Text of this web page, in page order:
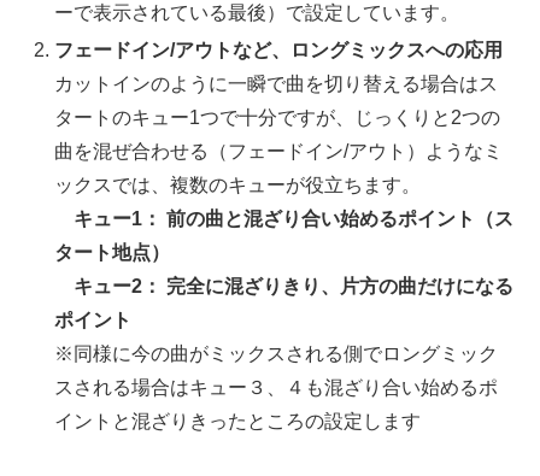
ーで表示されている最後）で設定しています。
フェードイン/アウトなど、ロングミックスへの応用
カットインのように一瞬で曲を切り替える場合はス
タートのキュー1つで十分ですが、じっくりと2つの
曲を混ぜ合わせる（フェードイン/アウト）ようなミ
ックスでは、複数のキューが役立ちます。
キュー1： 前の曲と混ざり合い始めるポイント（ス
タート地点）
キュー2： 完全に混ざりきり、片方の曲だけになる
ポイント
※同様に今の曲がミックスされる側でロングミック
スされる場合はキュー３、４も混ざり合い始めるポ
イントと混ざりきったところの設定します